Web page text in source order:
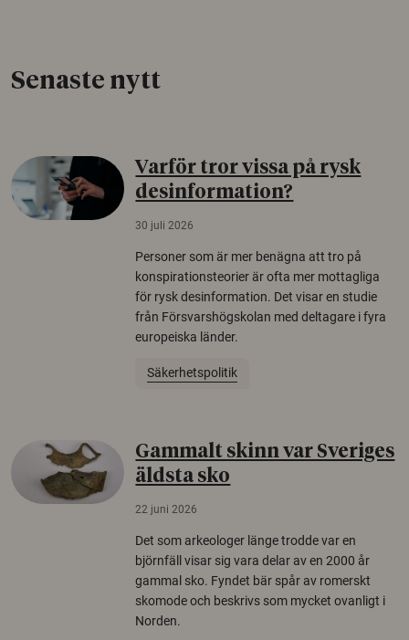
Senaste nytt
Varför tror vissa på rysk
desinformation?
30 juli 2026
Personer som är mer benägna att tro på
konspirationsteorier är ofta mer mottagliga
för rysk desinformation. Det visar en studie
från Försvarshögskolan med deltagare i fyra
europeiska länder.
Säkerhetspolitik
Gammalt skinn var Sveriges
äldsta sko
22 juni 2026
Det som arkeologer länge trodde var en
björnfäll visar sig vara delar av en 2000 år
gammal sko. Fyndet bär spår av romerskt
skomode och beskrivs som mycket ovanligt i
Norden.